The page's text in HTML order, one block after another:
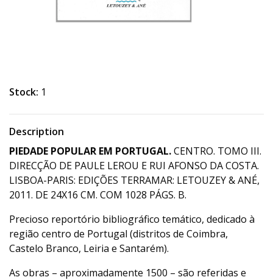
Stock: 1
Description
PIEDADE POPULAR EM PORTUGAL.CENTRO. TOMO III.
DIRECÇÃO DE PAULE LEROU E RUI AFONSO DA COSTA.
LISBOA-PARIS: EDIÇÕES TERRAMAR: LETOUZEY & ANÉ,
2011. DE 24X16 CM. COM 1028 PÁGS. B.
Precioso reportório bibliográfico temático, dedicado à
região centro de Portugal (distritos de Coimbra,
Castelo Branco, Leiria e Santarém).
As obras – aproximadamente 1500 – são referidas e